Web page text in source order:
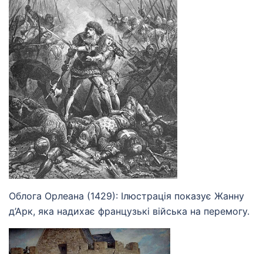
Облога Орлеана (1429): Ілюстрація показує Жанну
д’Арк, яка надихає французькі війська на перемогу.